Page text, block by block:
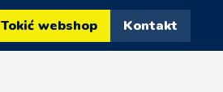
Tokić webshop Kontakt